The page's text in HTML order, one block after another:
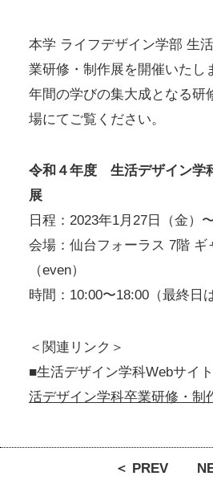
本学 ライフデザイン学部 生
業研修・制作展を開催いたし
年間の学びの集大成となる研
場にてご覧ください。
令和４年度 生活デザイン学
展
日程：2023年1月27日（金）
会場：仙台フォーラス 7階 ギ
（even）
時間：10:00〜18:00（最終日
＜関連リンク＞
■生活デザイン学科Webサイト
活デザイン学科卒業研修・制
＜ PREV